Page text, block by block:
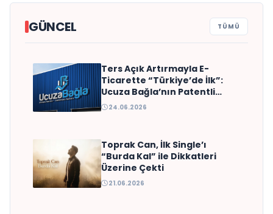
GÜNCEL TÜMÜ
ŞefKapında Brings Michelin-
Quality Private Chef
Experiences to Homes, Villas
Ters Açık Artırmayla E-
Ticarette “Türkiye’de İlk”:
Ucuza Bağla’nın Patentli
Modeli
24.06.2026
Toprak Can, İlk Single’ı
“Burda Kal” ile Dikkatleri
Üzerine Çekti
21.06.2026